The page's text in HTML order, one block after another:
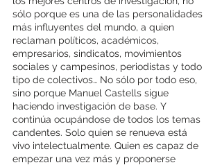
sólo porque es una de las personalidades
más influyentes del mundo, a quien
reclaman políticos, académicos,
empresarios, sindicatos, movimientos
sociales y campesinos, periodistas y todo
tipo de colectivos… No sólo por todo eso,
sino porque Manuel Castells sigue
haciendo investigación de base. Y
continúa ocupándose de todos los temas
candentes. Solo quien se renueva está
vivo intelectualmente. Quien es capaz de
empezar una vez más y proponerse